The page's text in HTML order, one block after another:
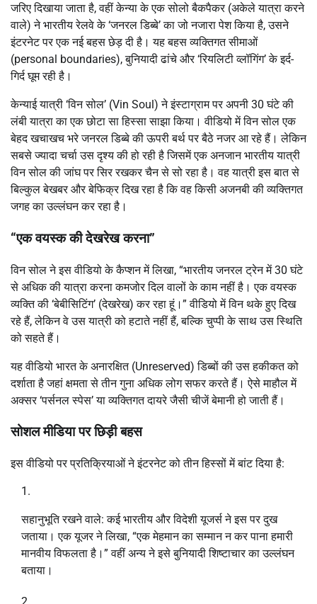
जरिए दिखाया जाता है, वहीं केन्या के एक सोलो बैकपैकर (अकेले यात्रा करने
वाले) ने भारतीय रेलवे के ‘जनरल डिब्बे’ का जो नजारा पेश किया है, उसने
इंटरनेट पर एक नई बहस छेड़ दी है। यह बहस व्यक्तिगत सीमाओं
(personal boundaries), बुनियादी ढांचे और ‘रियलिटी व्लॉगिंग’ के इर्द-
गिर्द घूम रही है।
केन्याई यात्री ‘विन सोल’ (Vin Soul) ने इंस्टाग्राम पर अपनी 30 घंटे की
लंबी यात्रा का एक छोटा सा हिस्सा साझा किया। वीडियो में विन सोल एक
बेहद खचाखच भरे जनरल डिब्बे की ऊपरी बर्थ पर बैठे नजर आ रहे हैं। लेकिन
सबसे ज्यादा चर्चा उस दृश्य की हो रही है जिसमें एक अनजान भारतीय यात्री
विन सोल की जांघ पर सिर रखकर चैन से सो रहा है। वह यात्री इस बात से
बिल्कुल बेखबर और बेफिक्र दिख रहा है कि वह किसी अजनबी की व्यक्तिगत
जगह का उल्लंघन कर रहा है।
“एक वयस्क की देखरेख करना”
विन सोल ने इस वीडियो के कैप्शन में लिखा, “भारतीय जनरल ट्रेन में 30 घंटे
से अधिक की यात्रा करना कमजोर दिल वालों के काम नहीं है। एक वयस्क
व्यक्ति की ‘बेबीसिटिंग’ (देखरेख) कर रहा हूं।” वीडियो में विन थके हुए दिख
रहे हैं, लेकिन वे उस यात्री को हटाते नहीं हैं, बल्कि चुप्पी के साथ उस स्थिति
को सहते हैं।
यह वीडियो भारत के अनारक्षित (Unreserved) डिब्बों की उस हकीकत को
दर्शाता है जहां क्षमता से तीन गुना अधिक लोग सफर करते हैं। ऐसे माहौल में
अक्सर ‘पर्सनल स्पेस’ या व्यक्तिगत दायरे जैसी चीजें बेमानी हो जाती हैं।
सोशल मीडिया पर छिड़ी बहस
इस वीडियो पर प्रतिक्रियाओं ने इंटरनेट को तीन हिस्सों में बांट दिया है:
सहानुभूति रखने वाले: कई भारतीय और विदेशी यूजर्स ने इस पर दुख
जताया। एक यूजर ने लिखा, “एक मेहमान का सम्मान न कर पाना हमारी
मानवीय विफलता है।” वहीं अन्य ने इसे बुनियादी शिष्टाचार का उल्लंघन
बताया।